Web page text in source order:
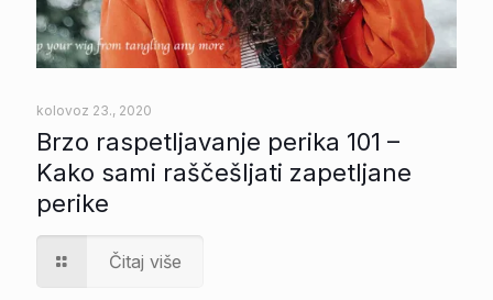
kolovoz 23., 2020
Brzo raspetljavanje perika 101 –
Kako sami raščešljati zapetljane
perike
Čitaj više